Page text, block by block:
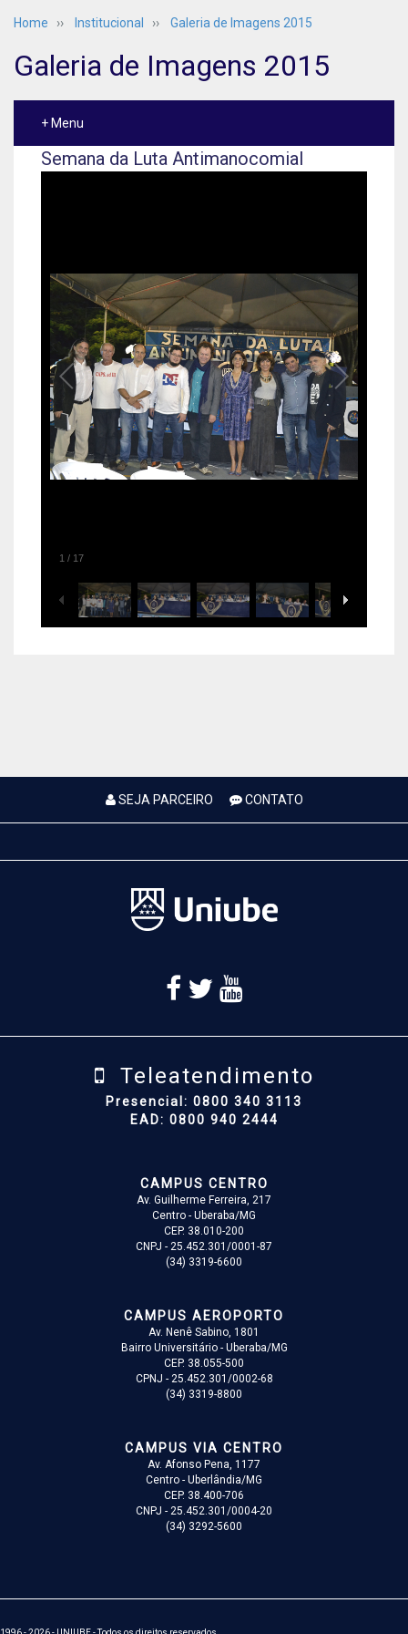
Home ›› Institucional ›› Galeria de Imagens 2015
Galeria de Imagens 2015
+ Menu
Semana da Luta Antimanocomial
1 / 17
SEJA PARCEIRO CONTATO
Teleatendimento
Presencial: 0800 340 3113
EAD: 0800 940 2444
CAMPUS CENTRO
Av. Guilherme Ferreira, 217
Centro - Uberaba/MG
CEP. 38.010-200
CNPJ - 25.452.301/0001-87
(34) 3319-6600
CAMPUS AEROPORTO
Av. Nenê Sabino, 1801
Bairro Universitário - Uberaba/MG
CEP. 38.055-500
CPNJ - 25.452.301/0002-68
(34) 3319-8800
CAMPUS VIA CENTRO
Av. Afonso Pena, 1177
Centro - Uberlândia/MG
CEP. 38.400-706
CNPJ - 25.452.301/0004-20
(34) 3292-5600